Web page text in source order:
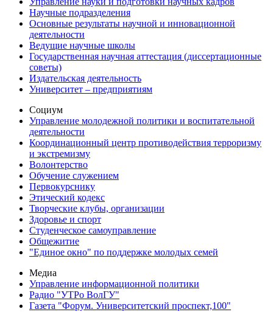
Научные подразделения
Основные результаты научной и инновационной
деятельности
Ведущие научные школы
Государственная научная аттестация (диссертационные
советы)
Издательская деятельность
Университет – предприятиям
Социум
Управление молодежной политики и воспитательной
деятельности
Координационный центр противодействия терроризму
и экстремизму
Волонтерство
Обучение служением
Первокурснику
Этический кодекс
Творческие клубы, организации
Здоровье и спорт
Студенческое самоуправление
Общежитие
"Единое окно" по поддержке молодых семей
Медиа
Управление информационной политики
Радио "УТРо ВолГУ"
Газета "Форум. Университетский проспект,100"